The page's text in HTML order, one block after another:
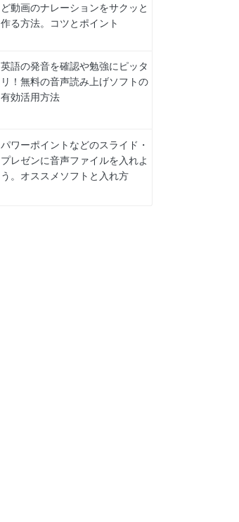
ど動画のナレーションをサクッと
作る方法。コツとポイント
英語の発音を確認や勉強にピッタ
リ！無料の音声読み上げソフトの
有効活用方法
パワーポイントなどのスライド・
プレゼンに音声ファイルを入れよ
う。オススメソフトと入れ方